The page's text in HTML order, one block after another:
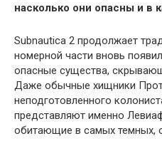
насколько они опасны и в
Subnautica 2 продолжает
номерной части вновь
опасные существа,
Даже обычные хищники
неподготовленного
представляют именно
обитающие в самых темных,